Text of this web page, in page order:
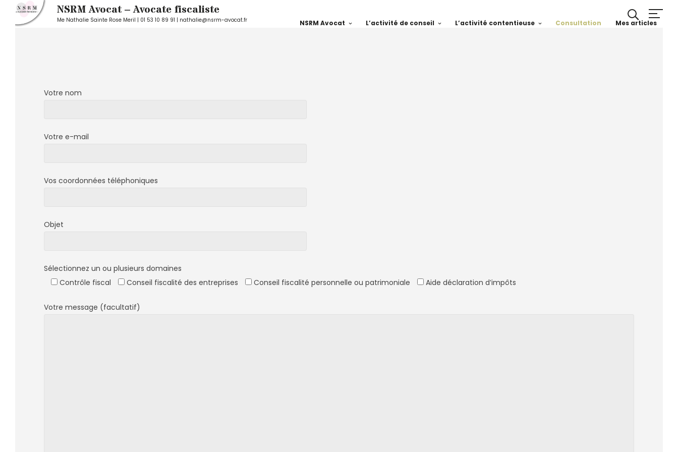
NSRM Avocat – Avocate fiscaliste
Me Nathalie Sainte Rose Meril | 01 53 10 89 91 | nathalie@nsrm-avocat.fr NSRM Avocat L’activité de conseil L’activité contentieuse Consultation Mes articles
Votre nom
Votre e-mail
Vos coordonnées téléphoniques
Objet
Sélectionnez un ou plusieurs domaines
Contrôle fiscal
Conseil fiscalité des entreprises Conseil fiscalité personnelle ou patrimoniale Aide déclaration d’impôts
Votre message (facultatif)